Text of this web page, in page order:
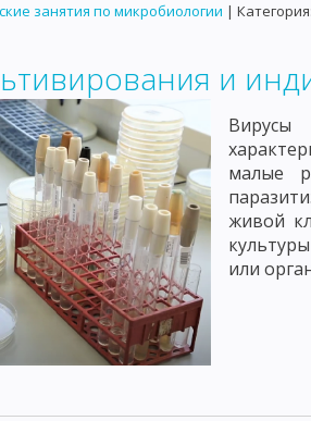
занятия по микробиологии | Категория:
и
Вирусы
малые
живой
или